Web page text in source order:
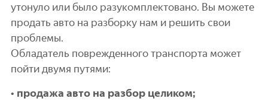
утонуло или было разукомплектовано. Вы можете
продать авто на разборку нам и решить свои
проблемы.
Обладатель поврежденного транспорта может
пойти двумя путями:
• продажа авто на разбор целиком;